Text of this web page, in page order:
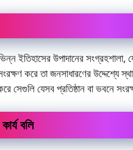
ইতিহাসের উপাদানের সংগ্রহশালা,
করে তা জনসাধারণের উদ্দেশ্যে
সেগুলি যেসব প্রতিষ্ঠান বা ভবনে
বলি